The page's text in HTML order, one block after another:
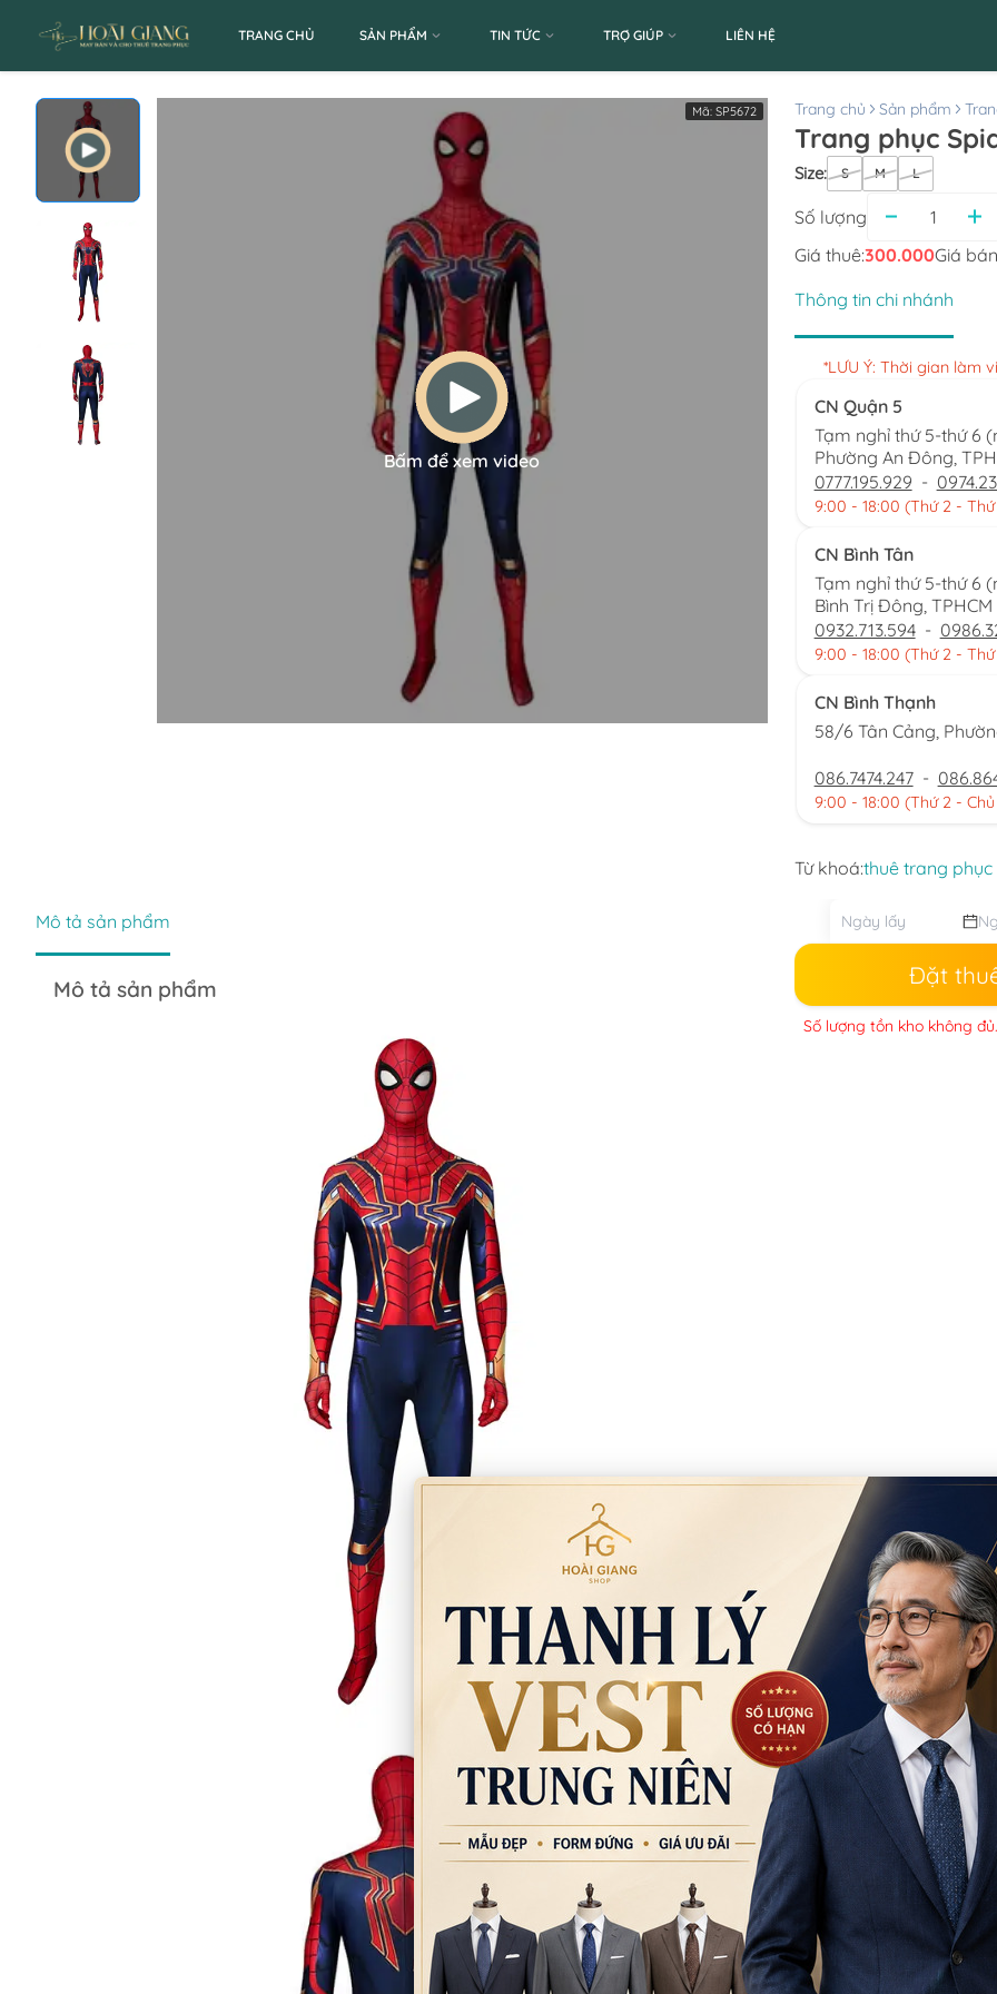
TRANG CHỦ SẢN PHẨM TIN TỨC TRỢ GIÚP LIÊN HỆ
Mã: SP5672
Bấm để xem video
Mô tả sản phẩm
Mô tả sản phẩm
Trang chủ Sản phẩm
Trang phục
Size: S M L
Số lượng
Giá thuê:300.000Giá
Thông tin chi nhánh
*LƯU Ý: Thời gian làm
CN Quận 5
Tạm nghỉ thứ 5-thứ 6
Phường An Đông,
0777.195.929 -
9:00 - 18:00 (Thứ 2 - Thứ
CN Bình Tân
Tạm nghỉ thứ 5-thứ 6
Bình Trị Đông, TPHCM
0932.713.594 -
9:00 - 18:00 (Thứ 2 - Thứ
CN Bình Thạnh
58/6 Tân Cảng,
086.7474.247 -
9:00 - 18:00 (Thứ 2 -
Từ khoá:thuê trang
Đặt
Số lượng tồn kho không đủ.